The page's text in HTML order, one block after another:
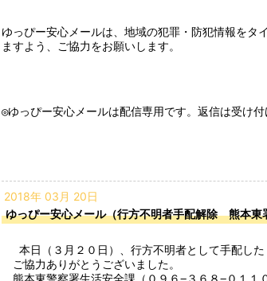
ゆっぴー安心メールは、地域の犯罪・防犯情報をタ
ますよう、ご協力をお願いします。
◎ゆっぴー安心メールは配信専用です。返信は受け付
2018年 03月 20日
ゆっぴー安心メール（行方不明者手配解除 熊本
ご協力ありがとうございました。
熊本東警察署生活安全課（０９６−３６８−０１１０